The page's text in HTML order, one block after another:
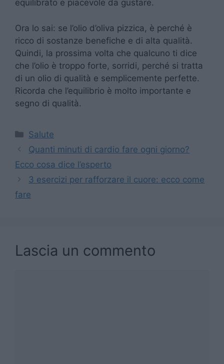
equilibrato e piacevole da gustare.
Ora lo sai: se l’olio d’oliva pizzica, è perché è
ricco di sostanze benefiche e di alta qualità.
Quindi, la prossima volta che qualcuno ti dice
che l’olio è troppo forte, sorridi, perché si tratta
di un olio di qualità e semplicemente perfette.
Ricorda che l’equilibrio è molto importante e
segno di qualità.
Categorie
Salute
Quanti minuti di cardio fare ogni giorno?
Ecco cosa dice l’esperto
3 esercizi per rafforzare il cuore: ecco come
fare
Lascia un commento